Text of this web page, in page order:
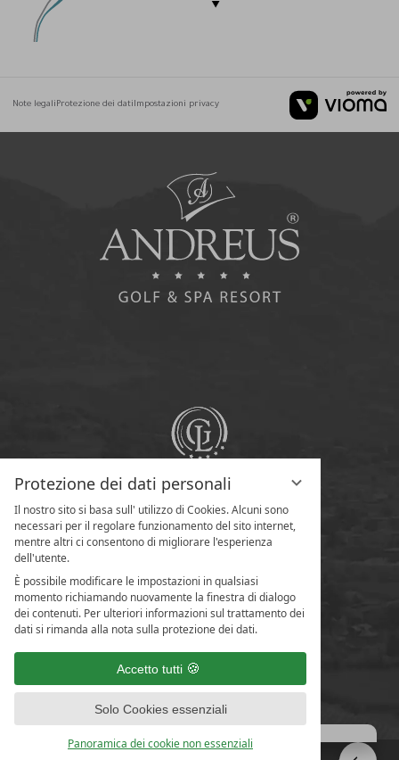
Protezione dei dati personali
Il nostro sito si basa sull' utilizzo di Cookies. Alcuni sono
necessari per il regolare funzionamento del sito internet,
mentre altri ci consentono di migliorare l'esperienza
dell'utente.
È possibile modificare le impostazioni in qualsiasi
momento richiamando nuovamente la finestra di dialogo
dei contenuti. Per ulteriori informazioni sul trattamento dei
dati si rimanda alla nota sulla protezione dei dati.
Accetto tutti
Solo Cookies essenziali
Panoramica dei cookie non essenziali
Note legaliProtezione dei datiImpostazioni privacy